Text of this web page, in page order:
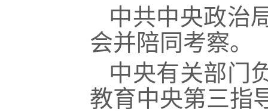
中共中央政治
会并陪同考察。
中央有关部门
教育中央第三指